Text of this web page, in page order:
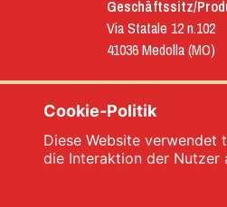
Geschäftssitz/
Via Statale 12 n.102
41036 Medolla (MO)
Verwaltung:
Via Concordia n.25
Cookie-Politik
Diese Website verwendet
die Interaktion der Nutzer